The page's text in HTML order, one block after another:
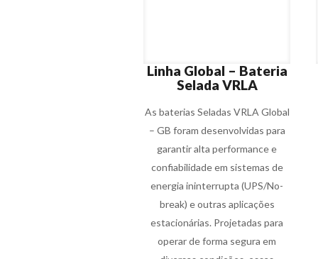
Linha Global – Bateria
Selada VRLA
As baterias Seladas VRLA Global
– GB foram desenvolvidas para
garantir alta performance e
confiabilidade em sistemas de
energia ininterrupta (UPS/No-
break) e outras aplicações
estacionárias. Projetadas para
operar de forma segura em